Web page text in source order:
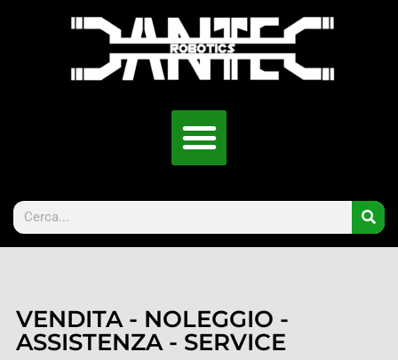
VENDITA - NOLEGGIO -
ASSISTENZA - SERVICE